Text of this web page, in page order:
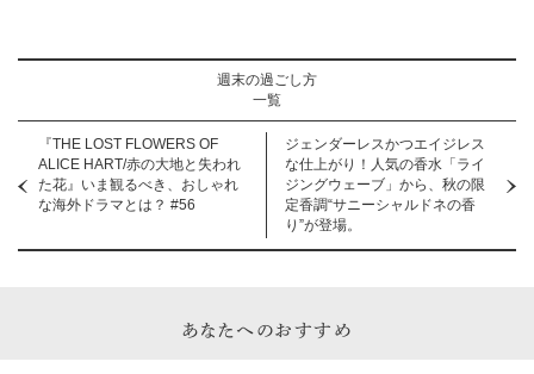
週末の過ごし方
一覧
『THE LOST FLOWERS OF
ALICE HART/赤の大地と失われ
た花』いま観るべき、おしゃれ
な海外ドラマとは？ #56
ジェンダーレスかつエイジレス
な仕上がり！人気の香水「ライ
ジングウェーブ」から、秋の限
定香調“サニーシャルドネの香
り”が登場。
あなたへのおすすめ